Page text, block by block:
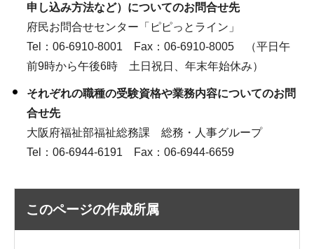
申し込み方法など）についてのお問合せ先
府民お問合せセンター「ピピっとライン」
Tel：06-6910-8001 Fax：06-6910-8005 （平日午
前9時から午後6時 土日祝日、年末年始休み）
それぞれの職種の受験資格や業務内容についてのお問
合せ先
大阪府福祉部福祉総務課 総務・人事グループ
Tel：06-6944-6191 Fax：06-6944-6659
このページの作成所属